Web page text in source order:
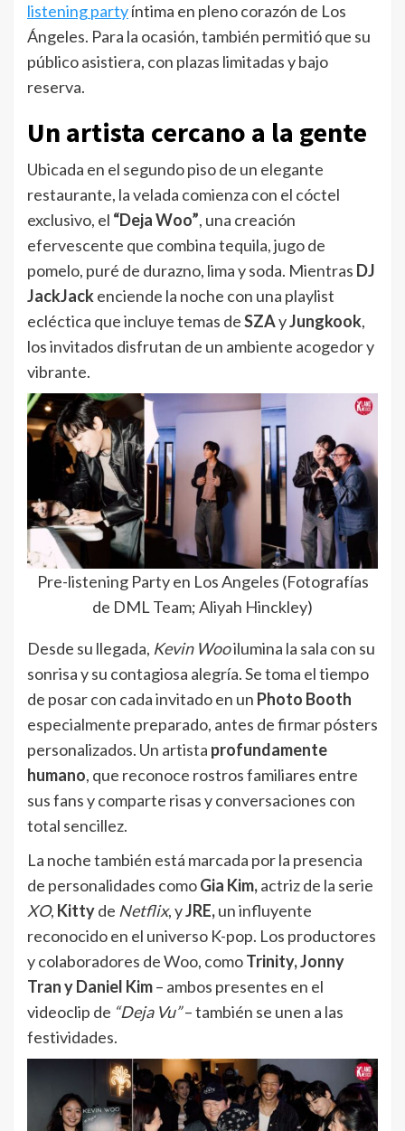
listening partyíntima en pleno corazón de Los
Ángeles. Para la ocasión, también permitió que su
público asistiera, con plazas limitadas y bajo
reserva.
Un artista cercano a la gente
Ubicada en el segundo piso de un elegante
restaurante, la velada comienza con el cóctel
exclusivo, el “Deja Woo”, una creación
efervescente que combina tequila, jugo de
pomelo, puré de durazno, lima y soda. Mientras DJ
JackJackenciende la noche con una playlist
ecléctica que incluye temas deSZAyJungkook,
los invitados disfrutan de un ambiente acogedor y
vibrante.
Pre-listening Party en Los Angeles (Fotografías
de DML Team; Aliyah Hinckley)
Desde su llegada, Kevin Wooilumina la sala con su
sonrisa y su contagiosa alegría. Se toma el tiempo
de posar con cada invitado en un Photo Booth
especialmente preparado, antes de firmar pósters
personalizados. Un artista profundamente
humano, que reconoce rostros familiares entre
sus fans y comparte risas y conversaciones con
total sencillez.
La noche también está marcada por la presencia
de personalidades comoGia Kim,actriz de la serie
XO, Kittyde Netflix, yJRE,un influyente
reconocido en el universo K-pop. Los productores
y colaboradores de Woo, comoTrinity, Jonny
Tran y Daniel Kim– ambos presentes en el
videoclip de “Deja Vu”– también se unen a las
festividades.